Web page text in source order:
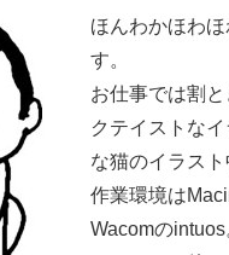
ほんわかほわ
す。
お仕事では割
クテイストな
な猫のイラスト
作業環境は
Wacomのintuos